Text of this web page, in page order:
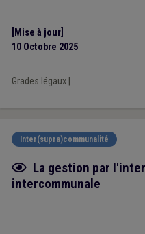
[Mise à jour]
10 Octobre 2025
Grades légaux|
Inter(supra)communalité
Fiche focus
La gestion par
intercommunale